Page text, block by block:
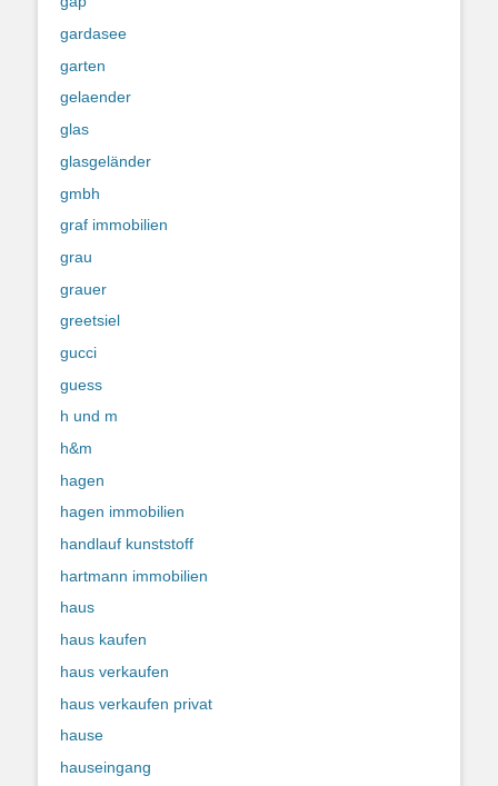
gardasee
garten
gelaender
glas
glasgeländer
gmbh
graf immobilien
grau
grauer
greetsiel
gucci
guess
h und m
h&m
hagen
hagen immobilien
handlauf kunststoff
hartmann immobilien
haus
haus kaufen
haus verkaufen
haus verkaufen privat
hause
hauseingang